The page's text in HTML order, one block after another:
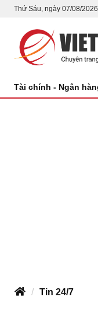
Thứ Sáu, ngày 07/08/2026
Tài chính - Ngân
Tin 24/7